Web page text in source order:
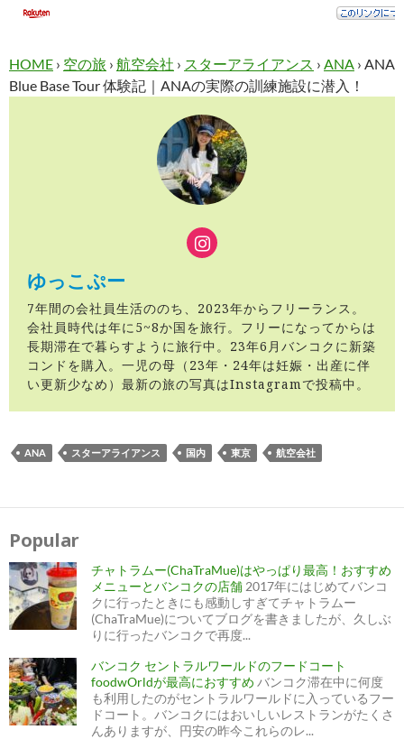
HOME › 空の旅 › 航空会社 › スターアライアンス › ANA › ANA
Blue Base Tour 体験記｜ANAの実際の訓練施設に潜入！
ゆっこぷー
7年間の会社員生活ののち、2023年からフリーランス。
会社員時代は年に5~8か国を旅行。フリーになってからは
長期滞在で暮らすように旅行中。23年6月バンコクに新築
コンドを購入。一児の母（23年・24年は妊娠・出産に伴
い更新少なめ）最新の旅の写真はInstagramで投稿中。
ANA スターアライアンス 国内 東京 航空会社
投
ビ
ゲ
ー
シ
ョ
ン
Popular
チャトラムー(ChaTraMue)はやっぱり最高！おすすめ
メニューとバンコクの店舗 2017年にはじめてバンコ
クに行ったときにも感動しすぎてチャトラムー
(ChaTraMue)についてブログを書きましたが、久しぶ
りに行ったバンコクで再度...
バンコク セントラルワールドのフードコート
foodwOrldが最高におすすめ バンコク滞在中に何度
も利用したのがセントラルワールドに入っているフー
ドコート。バンコクにはおいしいレストランがたくさ
んありますが、円安の昨今これらのレ...